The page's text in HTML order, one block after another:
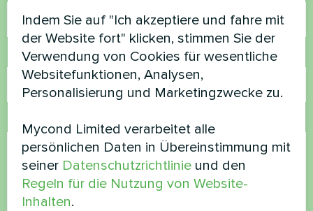
E-Mail
Kommentar
Indem Sie auf "Ich akzeptiere und fahre mit
der Website fort" klicken, stimmen Sie der
Verwendung von Cookies für wesentliche
Websitefunktionen, Analysen,
Personalisierung und Marketingzwecke zu.
Mycond Limited verarbeitet alle
persönlichen Daten in Übereinstimmung mit
seiner Datenschutzrichtlinie und den
Regeln für die Nutzung von Website-
Inhalten.